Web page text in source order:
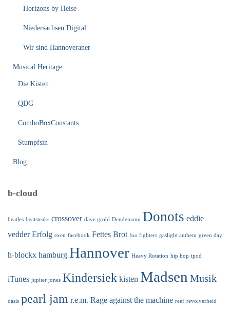
Horizons by Heise
Niedersachsen.Digital
Wir sind Hannoveraner
Musical Heritage
Die Kisten
QDG
ComboBoxConstants
Stumpfsin
Blog
b-cloud
beatles beatsteaks crossover dave grohl Dendemann Donots eddie
vedder Erfolg exen facebook Fettes Brot foo fighters gaslight anthem green day
h-blockx hamburg Hannover Heavy Rotation hip hop ipod
iTunes jupiter jones Kindersiek kisten Madsen Musik
oasis pearl jam r.e.m. Rage against the machine reef revolverheld